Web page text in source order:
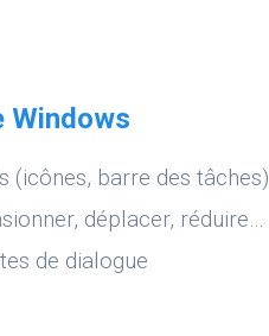
Windows
(icônes, barre des tâches)
déplacer, réduire…
de dialogue